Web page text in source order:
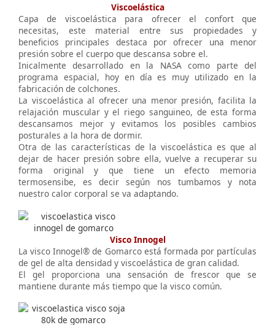
Viscoelástica
Capa de viscoelástica para ofrecer el confort que
necesitas, este material entre sus propiedades y
beneficios principales destaca por ofrecer una menor
presión sobre el cuerpo que descansa sobre el.
Inicalmente desarrollado en la NASA como parte del
programa espacial, hoy en día es muy utilizado en la
fabricación de colchones.
La viscoelástica al ofrecer una menor presión, facilita la
relajación muscular y el riego sanguineo, de esta forma
descansamos mejor y evitamos los posibles cambios
posturales a la hora de dormir.
Otra de las características de la viscoelástica es que al
dejar de hacer presión sobre ella, vuelve a recuperar su
forma original y que tiene un efecto memoria
termosensibe, es decir según nos tumbamos y nota
nuestro calor corporal se va adaptando.
Visco Innogel
La visco Innogel® de Gomarco está formada por partículas
de gel de alta densidad y viscoelástica de gran calidad.
El gel proporciona una sensación de frescor que se
mantiene durante más tiempo que la visco común.